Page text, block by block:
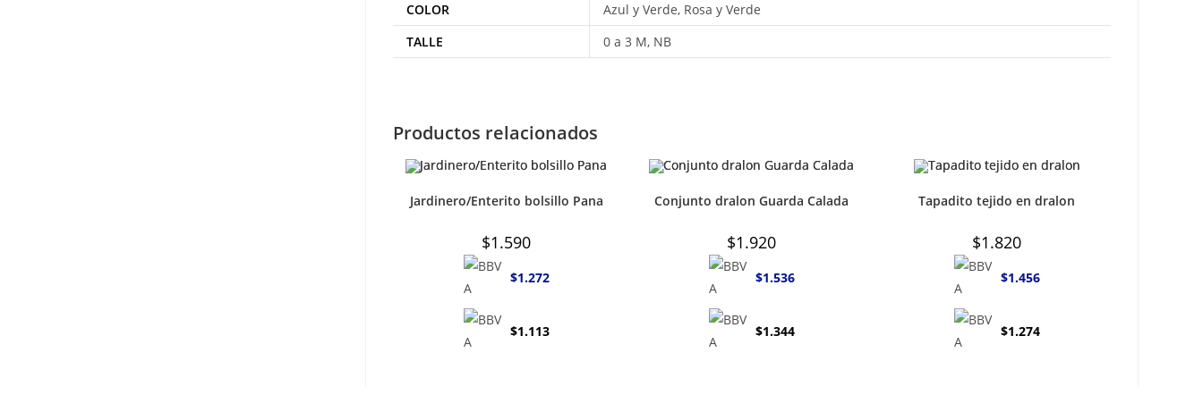
COLOR
Azul y Verde, Rosa y Verde
TALLE
0 a 3 M, NB
Productos relacionados
Jardinero/Enterito bolsillo Pana
$1.590
$1.272
$1.113
Conjunto dralon Guarda Calada
$1.920
$1.536
$1.344
Tapadito tejido en dralon
$1.820
$1.456
$1.274